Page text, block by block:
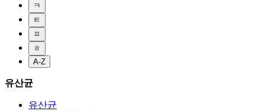
ㅋ
ㅌ
ㅍ
ㅎ
A-Z
유산균
유산균